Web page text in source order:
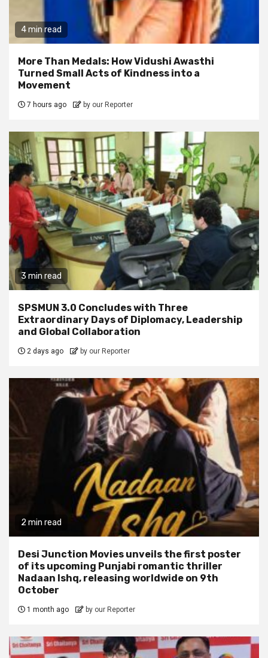
4 min read
More Than Medals: How Vidushi Awasthi
Turned Small Acts of Kindness into a
Movement
7 hours ago by our Reporter
3 min read
SPSMUN 3.0 Concludes with Three
Extraordinary Days of Diplomacy, Leadership
and Global Collaboration
2 days ago by our Reporter
2 min read
Desi Junction Movies unveils the first poster
of its upcoming Punjabi romantic thriller
Nadaan Ishq, releasing worldwide on 9th
October
1 month ago by our Reporter